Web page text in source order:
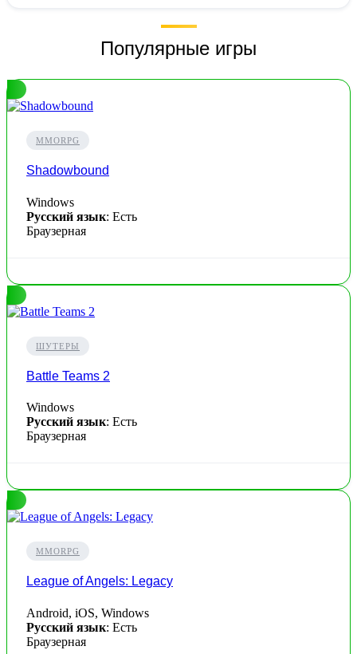
Популярные игры
MMORPG
Shadowbound
Windows
Русский язык: Есть
Браузерная
ШУТЕРЫ
Battle Teams 2
Windows
Русский язык: Есть
Браузерная
MMORPG
League of Angels: Legacy
Android, iOS, Windows
Русский язык: Есть
Браузерная